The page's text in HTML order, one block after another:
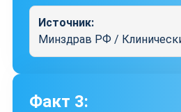
Источник:
Минздрав РФ /
Факт 3: